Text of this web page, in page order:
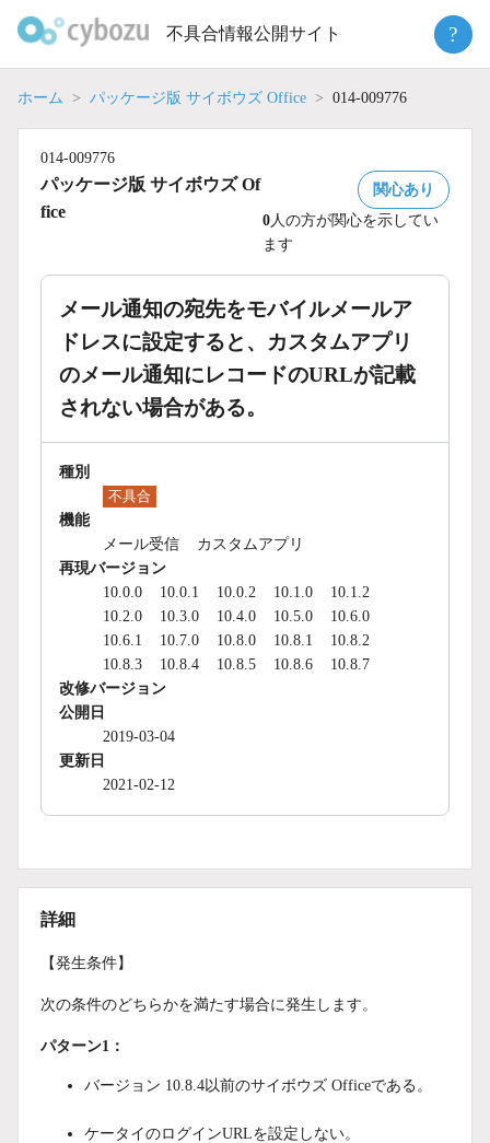
不具合情報公開サイト ?
ホーム パッケージ版 サイボウズ Office 014-009776
014-009776
パッケージ版 サイボウズ Of
fice
関心あり
0人の方が関心を示してい
ます
メール通知の宛先をモバイルメールア
ドレスに設定すると、カスタムアプリ
のメール通知にレコードのURLが記載
されない場合がある。
種別
不具合
機能
メール受信
カスタムアプリ
再現バージョン
10.0.0
10.0.1 10.0.2 10.1.0
10.1.2
10.2.0
10.3.0 10.4.0 10.5.0
10.6.0
10.6.1
10.7.0 10.8.0 10.8.1
10.8.2
10.8.3
10.8.4 10.8.5 10.8.6
10.8.7
改修バージョン
公開日
2019-03-04
更新日
2021-02-12
詳細
【発生条件】
次の条件のどちらかを満たす場合に発生します。
パターン1：
バージョン 10.8.4以前のサイボウズ Officeである。
ケータイのログインURLを設定しない。